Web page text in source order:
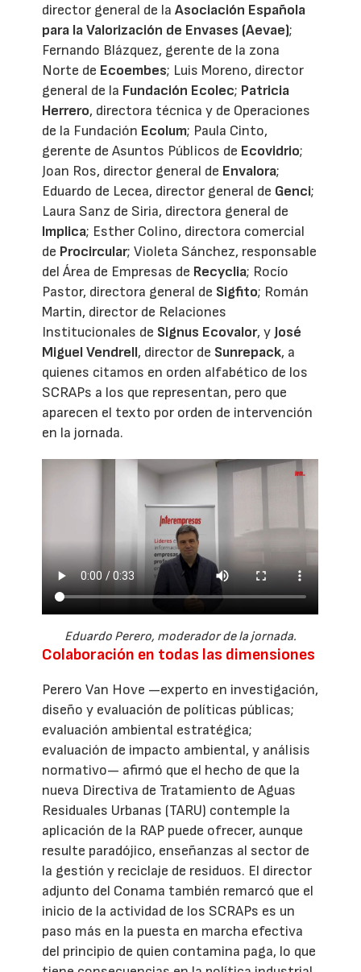
director general de laAsociación Española
para la Valorización de Envases (Aevae);
Fernando Blázquez, gerente de la zona
Norte de Ecoembes; Luis Moreno, director
general de la Fundación Ecolec; Patricia
Herrero, directora técnica y de Operaciones
de la Fundación Ecolum; Paula Cinto,
gerente de Asuntos Públicos de Ecovidrio;
Joan Ros, director general de Envalora;
Eduardo de Lecea, director general de Genci;
Laura Sanz de Siria, directora general de
Implica; Esther Colino, directora comercial
de Procircular; Violeta Sánchez, responsable
del Área de Empresas de Recyclia; Rocío
Pastor, directora general de Sigfito; Román
Martin, director de Relaciones
Institucionales de Signus Ecovalor, y José
Miguel Vendrell, director de Sunrepack, a
quienes citamos en orden alfabético de los
SCRAPs a los que representan, pero que
aparecen el texto por orden de intervención
en la jornada.
Eduardo Perero, moderador de la jornada.
Colaboración en todas las dimensiones
Perero Van Hove —experto en investigación,
diseño y evaluación de políticas públicas;
evaluación ambiental estratégica;
evaluación de impacto ambiental, y análisis
normativo— afirmó que el hecho de que la
nueva Directiva de Tratamiento de Aguas
Residuales Urbanas (TARU) contemple la
aplicación de la RAP puede ofrecer, aunque
resulte paradójico, enseñanzas al sector de
la gestión y reciclaje de residuos. El director
adjunto del Conama también remarcó que el
inicio de la actividad de los SCRAPs es un
paso más en la puesta en marcha efectiva
del principio de quien contamina paga, lo que